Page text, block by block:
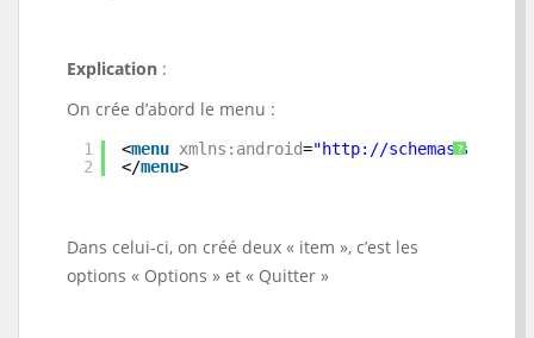
Explication :
On crée d’abord le menu :
?
1
2
<menu xmlns:android="http://
</menu>
Dans celui-ci, on créé deux « item », c’est les
options « Options » et « Quitter »